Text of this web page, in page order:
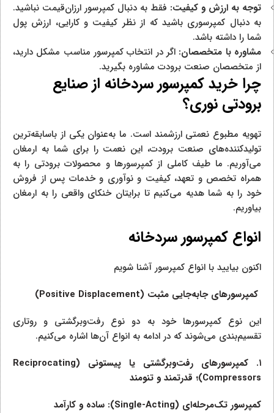
توجه به ارزش و کیفیت: فقط به دنبال کمپرسور ارزان‌قیمت نباشید.
به دنبال کمپرسوری باشید که از نظر کیفیت و کارایی، ارزش پول
شما را داشته باشد.
مشاوره با متخصصان: اگر در انتخاب کمپرسور مناسب مشکل دارید،
از متخصصان صنعت برودت مشاوره بگیرید.
چرا خرید کمپرسور سردخانه از صنایع
برودتی نوری؟
تهویه مطبوع نعمتی ارزشمند است. ما به‌عنوان یکی از باسابقه‌ترین
تولیدکننده‌های صنعت برودت، این نعمت را برای شما به ارمغان
می‌آوریم. ما طیف کاملی از کمپرسورها و محصولات برودتی را به
همراه تخصص و تعهد، کیفیت و نوآوری و خدمات پس از فروش
خود را به شما هدیه می‌کنیم تا برایتان خنکای واقعی را به ارمغان
بیاوریم.
انواع کمپرسور سردخانه
اکنون بیایید با انواع کمپرسور آشنا شویم
کمپرسورهای جابه‌جایی مثبت (Positive Displacement
)
این نوع کمپرسورها خود به دو نوع رفت‌وبرگشتی و روتاری
تقسیم‌بندی می‌شوند که در ادامه به انواع آن‌ها اشاره می‌کنیم.
۱. کمپرسورهای رفت‌وبرگشتی یا پیستونی (
Reciprocating
Compressors)؛ قدرتمند و تنومند
کمپرسور تک‌مرحله‌ای (Single-Acting): ساده و کارآمد